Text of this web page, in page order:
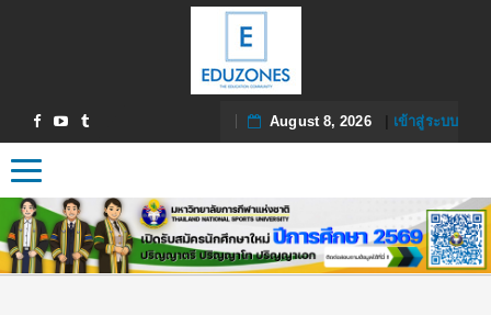
August 8, 2026| เข้าสู่ระบบ
Toggle navigation